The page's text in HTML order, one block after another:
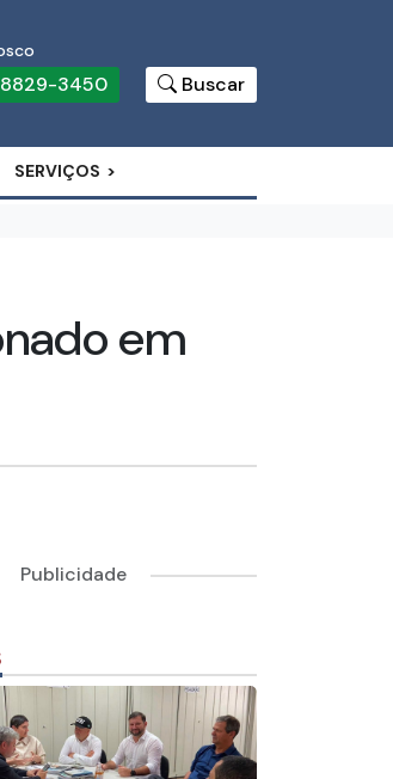
3450 Buscar
SERVIÇOS
em
Publicidade